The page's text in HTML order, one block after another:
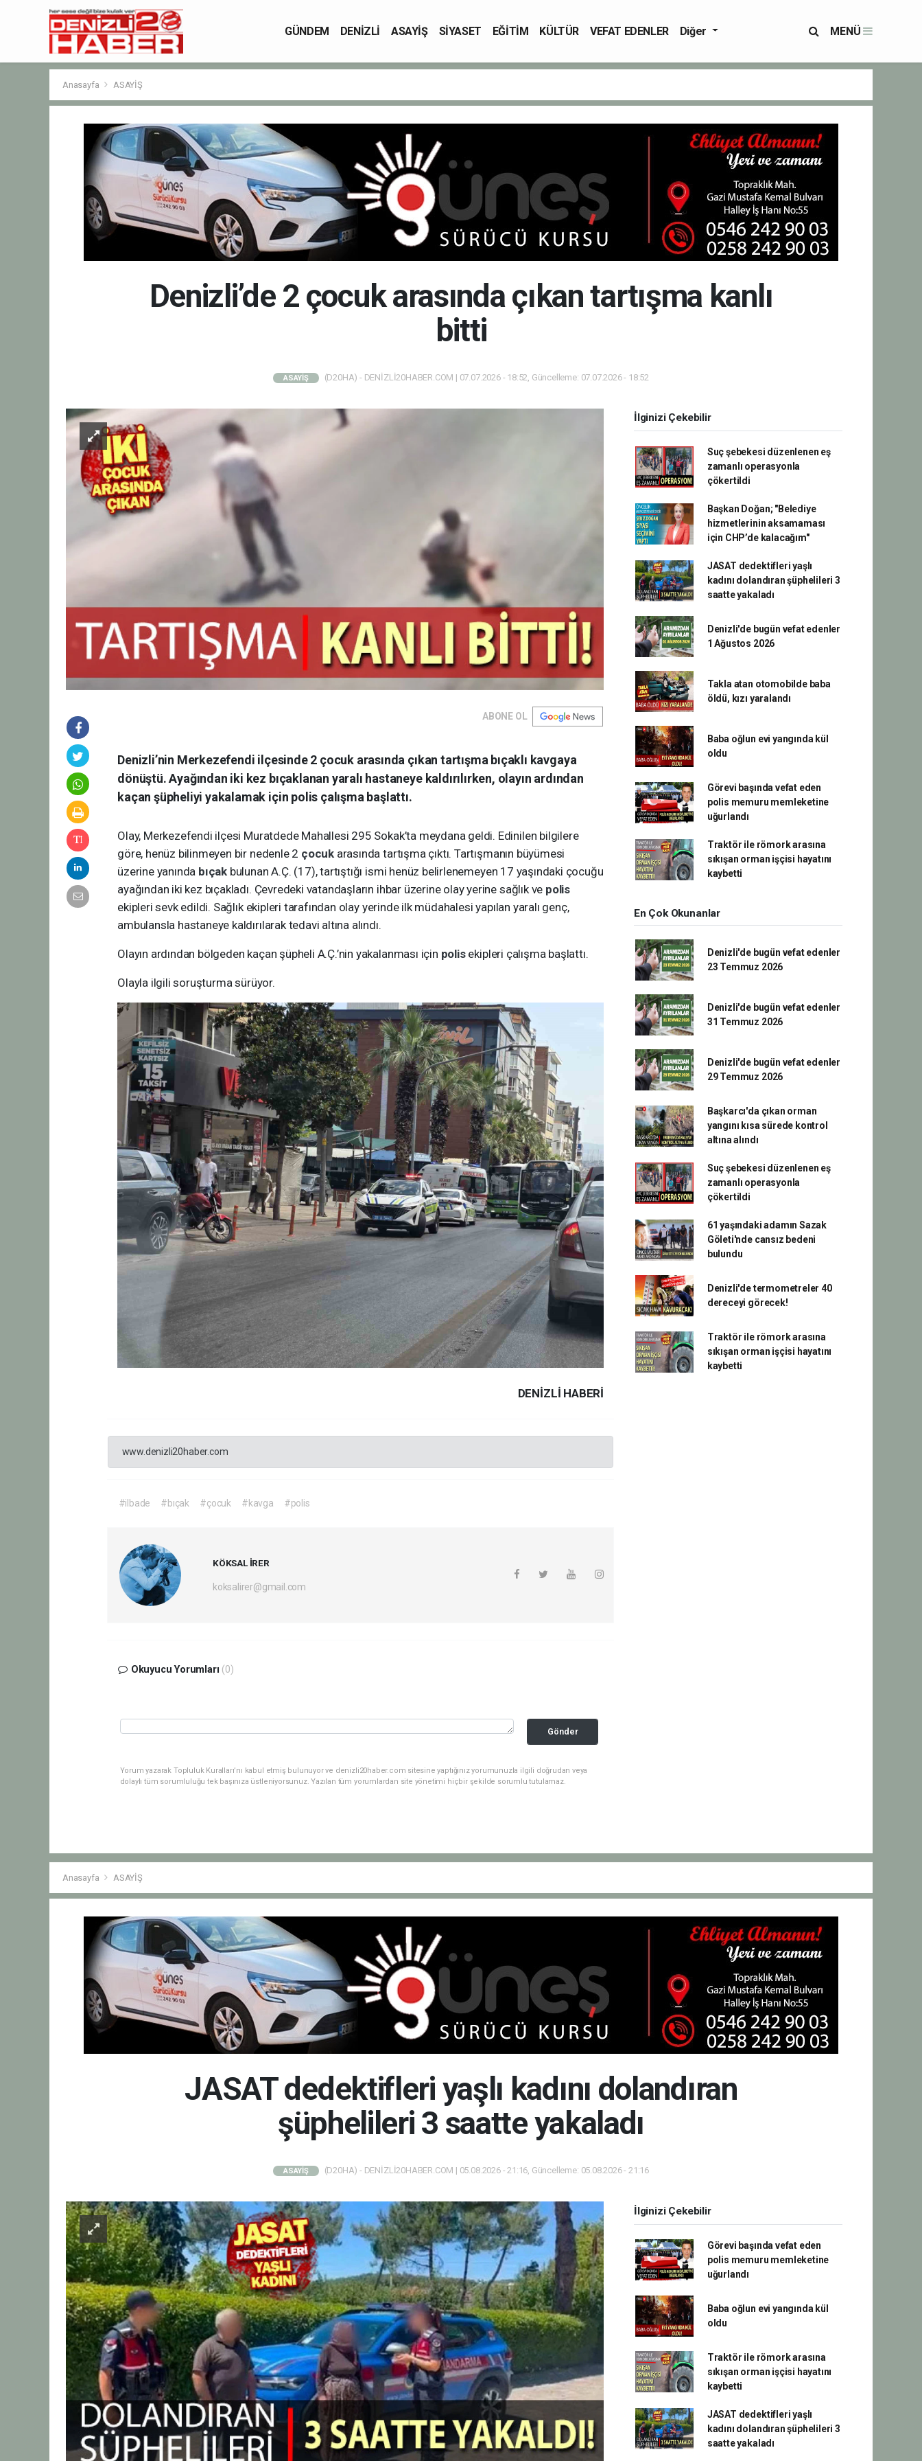
GÜNDEM DENİZLİ ASAYİŞ SİYASET EĞİTİM KÜLTÜR VEFAT EDENLER Diğer MENÜ
Anasayfa ASAYİŞ
Denizli’de 2 çocuk arasında çıkan tartışma kanlı
bitti
ASAYİŞ (D20HA) - DENİZLİ20HABER.COM | 07.07.2026 - 18:52, Güncelleme: 07.07.2026 - 18:52
ABONE OL
Denizli’nin Merkezefendi ilçesinde 2 çocuk arasında çıkan tartışma bıçaklı kavgaya
dönüştü. Ayağından iki kez bıçaklanan yaralı hastaneye kaldırılırken, olayın ardından
kaçan şüpheliyi yakalamak için polis çalışma başlattı.
Olay, Merkezefendi ilçesi Muratdede Mahallesi 295 Sokak’ta meydana geldi. Edinilen bilgilere
göre, henüz bilinmeyen bir nedenle 2 çocuk arasında tartışma çıktı. Tartışmanın büyümesi
üzerine yanında bıçak bulunan A.Ç. (17), tartıştığı ismi henüz belirlenemeyen 17 yaşındaki çocuğu
ayağından iki kez bıçakladı. Çevredeki vatandaşların ihbar üzerine olay yerine sağlık ve polis
ekipleri sevk edildi. Sağlık ekipleri tarafından olay yerinde ilk müdahalesi yapılan yaralı genç,
ambulansla hastaneye kaldırılarak tedavi altına alındı.
Olayın ardından bölgeden kaçan şüpheli A.Ç.’nin yakalanması için polis ekipleri çalışma başlattı.
Olayla ilgili soruşturma sürüyor.
DENIZLI HABERİ
www.denizli20haber.com
#ilbade #bıçak #çocuk #kavga #polis
KÖKSAL İRER
koksalirer@gmail.com
Okuyucu Yorumları (0)
Gönder
Yorum yazarak Topluluk Kuralları’nı kabul etmiş bulunuyor ve denizli20haber.com sitesine yaptığınız yorumunuzla ilgili doğrudan veya
dolaylı tüm sorumluluğu tek başınıza üstleniyorsunuz. Yazılan tüm yorumlardan site yönetimi hiçbir şekilde sorumlu tutulamaz.
İlginizi Çekebilir
Suç şebekesi düzenlenen eş
zamanlı operasyonla
çökertildi
Başkan Doğan; "Belediye
hizmetlerinin aksamaması
için CHP’de kalacağım"
JASAT dedektifleri yaşlı
kadını dolandıran şüphelileri 3
saatte yakaladı
Denizli'de bugün vefat edenler
1 Ağustos 2026
Takla atan otomobilde baba
öldü, kızı yaralandı
Baba oğlun evi yangında kül
oldu
Görevi başında vefat eden
polis memuru memleketine
uğurlandı
Traktör ile römork arasına
sıkışan orman işçisi hayatını
kaybetti
En Çok Okunanlar
Denizli'de bugün vefat edenler
23 Temmuz 2026
Denizli'de bugün vefat edenler
31 Temmuz 2026
Denizli'de bugün vefat edenler
29 Temmuz 2026
Başkarcı'da çıkan orman
yangını kısa sürede kontrol
altına alındı
Suç şebekesi düzenlenen eş
zamanlı operasyonla
çökertildi
61 yaşındaki adamın Sazak
Göleti'nde cansız bedeni
bulundu
Denizli'de termometreler 40
dereceyi görecek!
Traktör ile römork arasına
sıkışan orman işçisi hayatını
kaybetti
Anasayfa ASAYİŞ
JASAT dedektifleri yaşlı kadını dolandıran
şüphelileri 3 saatte yakaladı
ASAYİŞ (D20HA) - DENİZLİ20HABER.COM | 05.08.2026 - 21:16, Güncelleme: 05.08.2026 - 21:16
İlginizi Çekebilir
Görevi başında vefat eden
polis memuru memleketine
uğurlandı
Baba oğlun evi yangında kül
oldu
Traktör ile römork arasına
sıkışan orman işçisi hayatını
kaybetti
JASAT dedektifleri yaşlı
kadını dolandıran şüphelileri 3
saatte yakaladı